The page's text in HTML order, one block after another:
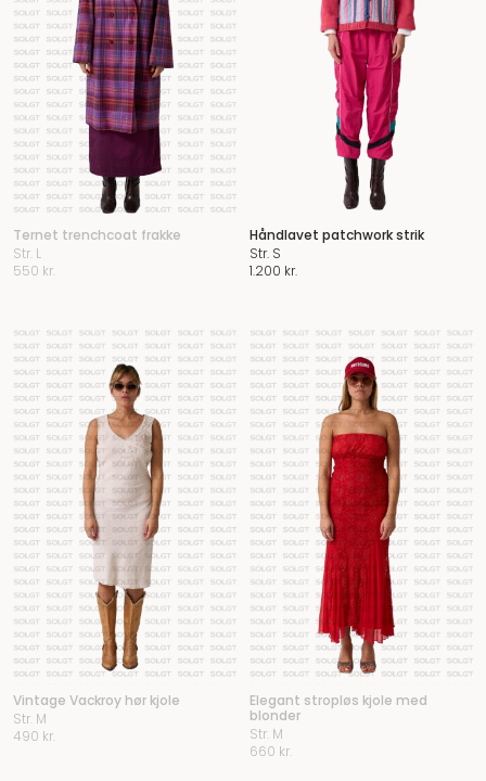
Ternet trenchcoat frakke
Str. L
550 kr.
Håndlavet patchwork strik
Str. S
1.200 kr.
Vintage Vackroy hør kjole
Str. M
490 kr.
Elegant stropløs kjole med
blonder
Str. M
660 kr.